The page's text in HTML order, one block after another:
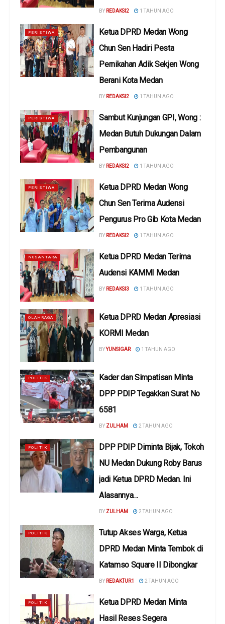
BY REDAKSI2 1 TAHUN AGO
PERISTIWA
Ketua DPRD Medan Wong
Chun Sen Hadiri Pesta
Pernikahan Adik Sekjen Wong
Berani Kota Medan
BY REDAKSI2 1 TAHUN AGO
PERISTIWA
Sambut Kunjungan GPI, Wong :
Medan Butuh Dukungan Dalam
Pembangunan
BY REDAKSI2 1 TAHUN AGO
PERISTIWA
Ketua DPRD Medan Wong
Chun Sen Terima Audensi
Pengurus Pro Gib Kota Medan
BY REDAKSI2 1 TAHUN AGO
NUSANTARA
Ketua DPRD Medan Terima
Audensi KAMMI Medan
BY REDAKSI3 1 TAHUN AGO
OLAHRAGA
Ketua DPRD Medan Apresiasi
KORMI Medan
BYYUNSIGAR 1 TAHUN AGO
POLITIK
Kader dan Simpatisan Minta
DPP PDIP Tegakkan Surat No
6581
BY ZULHAM 2 TAHUN AGO
POLITIK
DPP PDIP Diminta Bijak, Tokoh
NU Medan Dukung Roby Barus
jadi Ketua DPRD Medan. Ini
Alasannya…
BY ZULHAM 2 TAHUN AGO
POLITIK
Tutup Akses Warga, Ketua
DPRD Medan Minta Tembok di
Katamso Square II Dibongkar
BY REDAKTUR1 2 TAHUN AGO
POLITIK
Ketua DPRD Medan Minta
Hasil Reses Segera